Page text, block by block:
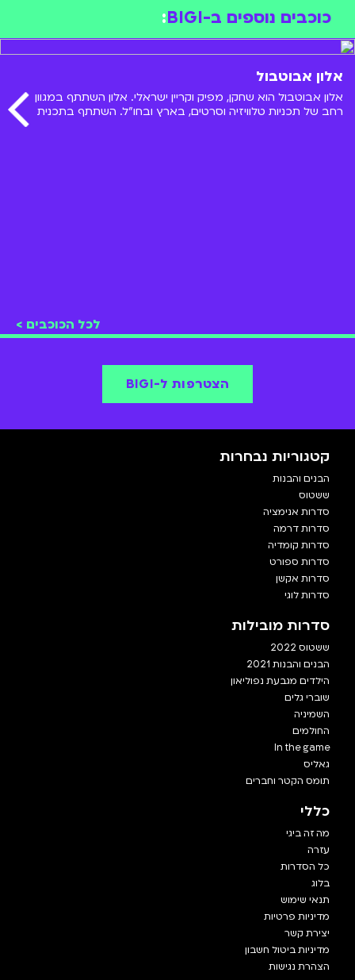
כוכבים נוספים ב-BIGI :
אלון אבוטבול
אלון אבוטבול הוא שחקן, מפיק וקריין ישראלי. אלון השתתף במגוון
רחב של תכניות טלוויזיה וסרטים, בארץ ובחו"ל. השתתף בתכנית
"אלכס בעד ונגד" ששודרה בערוץ הילדים. בואו להכיר אותו מקרוב!
לכל הכוכבים >
הצטרפות ל-BIGI
קטגוריות נבחרות
הבנים והבנות
ששטוס
סדרות אנימציה
סדרות דרמה
סדרות קומדיה
סדרות ספורט
סדרות אקשן
סדרות לוגי
סדרות מובילות
ששטוס 2022
הבנים והבנות 2021
הילדים מגבעת נפוליאון
שוברי גלים
השמיניה
החולמים
In the game
גאליס
תומס הקטר וחברים
כללי
מה זה ביגי
עזרה
כל הסדרות
בלוג
תנאי שימוש
מדיניות פרטיות
יצירת קשר
מדיניות ביטול חשבון
הצהרת נגישות